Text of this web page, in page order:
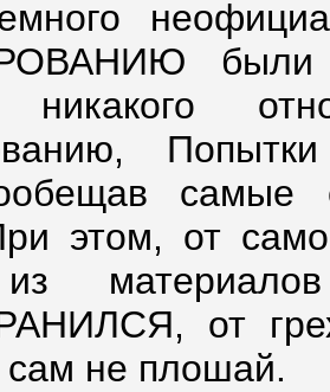
были
никакого
самые
этом, от
от
сам не плошай.